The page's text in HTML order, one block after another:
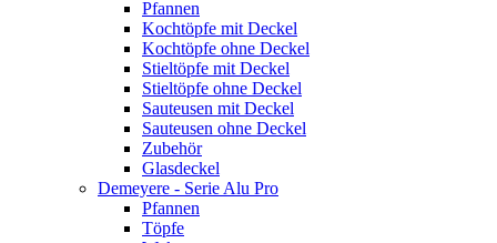
Pfannen
Kochtöpfe mit Deckel
Kochtöpfe ohne Deckel
Stieltöpfe mit Deckel
Stieltöpfe ohne Deckel
Sauteusen mit Deckel
Sauteusen ohne Deckel
Zubehör
Glasdeckel
Demeyere - Serie Alu Pro
Pfannen
Töpfe